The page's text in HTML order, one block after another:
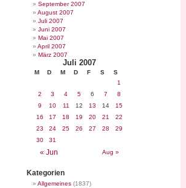
September 2007
August 2007
Juli 2007
Juni 2007
Mai 2007
April 2007
März 2007
Juli 2007
M D M D F S S
« Jun Aug »
1
2
3 4 5 6 7
8
9
10 11 12 13 14
15
16
17 18 19 20 21
22
23
24 25 26 27 28
29
30
31
Kategorien
Allgemeines (1837)